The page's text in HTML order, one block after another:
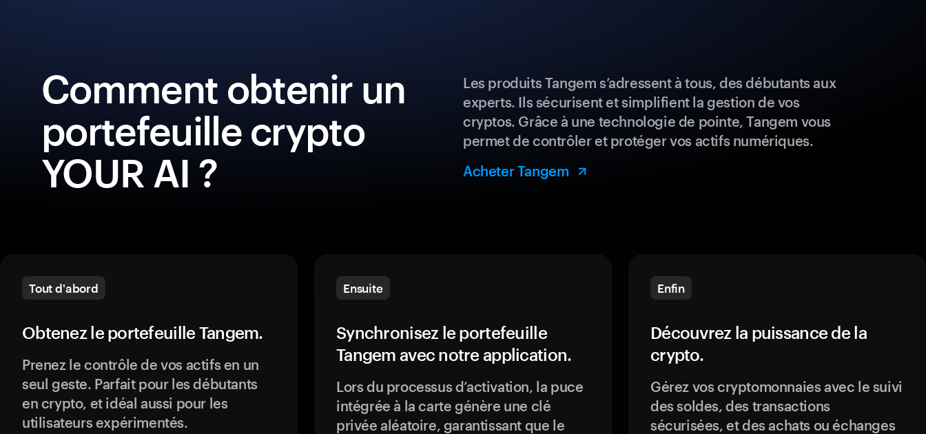
Comment obtenir un
portefeuille crypto
YOUR AI ?
Les produits Tangem s’adressent à tous, des débutants aux
experts. Ils sécurisent et simplifient la gestion de vos
cryptos. Grâce à une technologie de pointe, Tangem vous
permet de contrôler et protéger vos actifs numériques.
Acheter Tangem
Tout d'abord
Obtenez le portefeuille Tangem.
Prenez le contrôle de vos actifs en un
seul geste. Parfait pour les débutants
en crypto, et idéal aussi pour les
utilisateurs expérimentés.
Ensuite
Synchronisez le portefeuille
Tangem avec notre application.
Lors du processus d’activation, la puce
intégrée à la carte génère une clé
privée aléatoire, garantissant que le
Enfin
Découvrez la puissance de la
crypto.
Gérez vos cryptomonnaies avec le suivi
des soldes, des transactions
sécurisées, et des achats ou échanges